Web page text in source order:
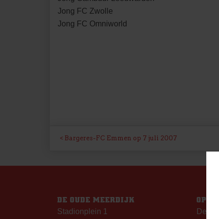
Jong FC Zwolle
Jong FC Omniworld
BERICHT
NAVIGATIE
Bargeres-FC Emmen op 7 juli 2007
DE OUDE MEERDIJK
Stadionplein 1
De